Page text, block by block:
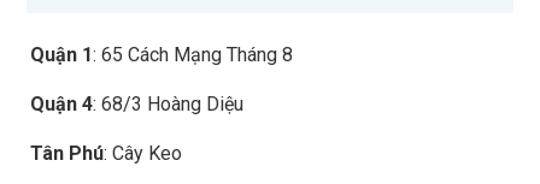
Quận 1: 65 Cách Mạng Tháng 8
Quận 4: 68/3 Hoàng Diệu
Tân Phú: Cây Keo